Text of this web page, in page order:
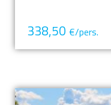
338,50 €/pers.